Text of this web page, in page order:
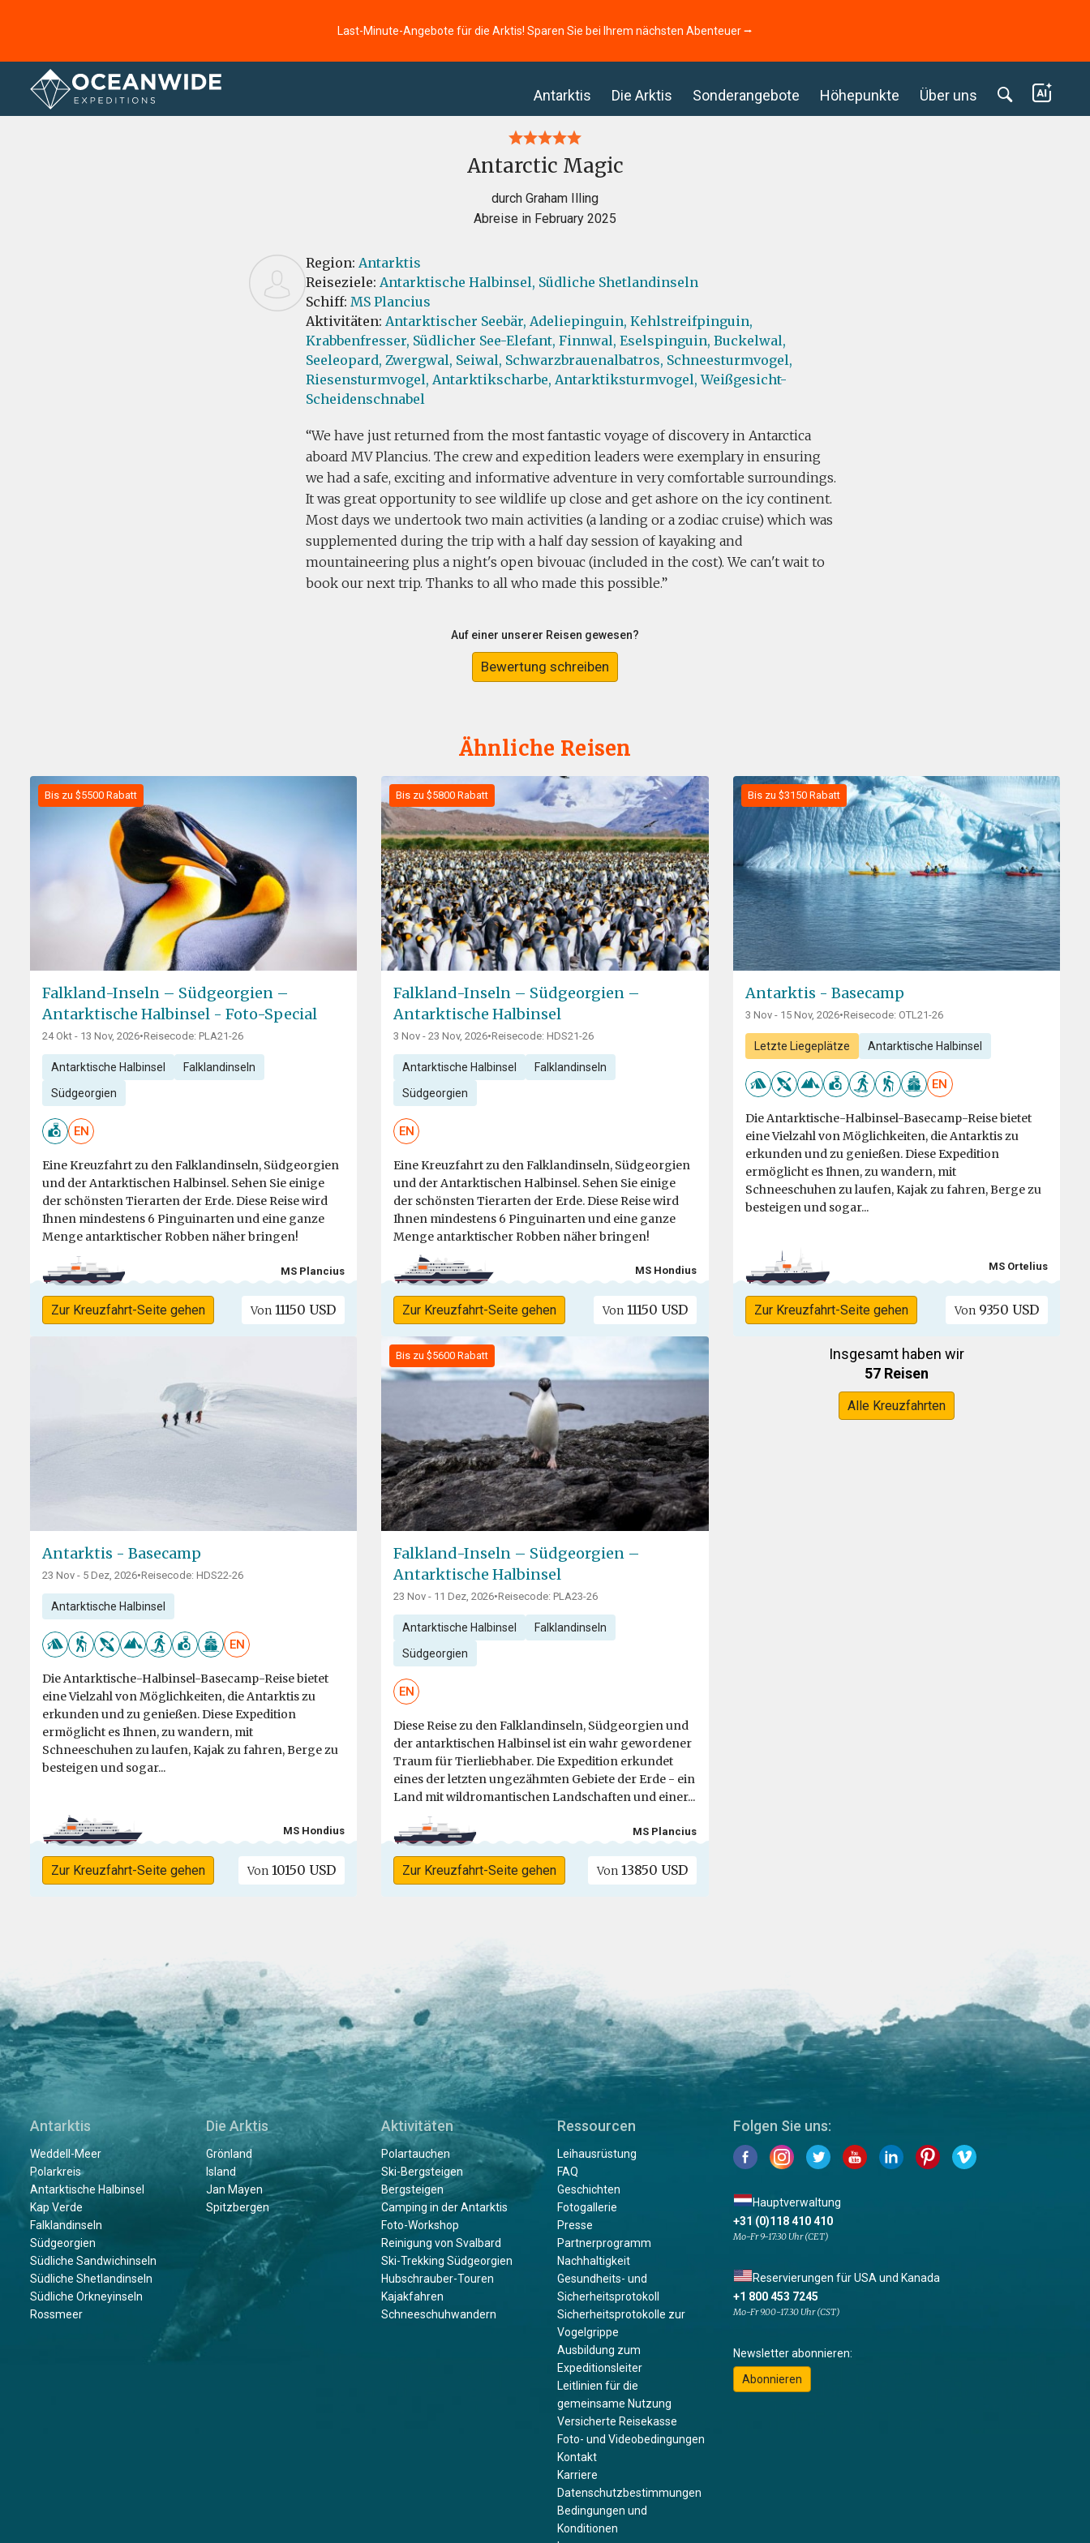
Last-Minute-Angebote für die Arktis! Sparen Sie bei Ihrem nächsten Abenteuer ⭢
Antarktis Die Arktis Sonderangebote Höhepunkte Über uns
Startseite Bewertungen
Antarctic Magic
durch Graham Illing
Abreise in February 2025
Region: Antarktis
Reiseziele: Antarktische Halbinsel, Südliche Shetlandinseln
Schiff: MS Plancius
Aktivitäten: Antarktischer Seebär, Adeliepinguin, Kehlstreifpinguin,
Krabbenfresser, Südlicher See-Elefant, Finnwal, Eselspinguin, Buckelwal,
Seeleopard, Zwergwal, Seiwal, Schwarzbrauenalbatros, Schneesturmvogel,
Riesensturmvogel, Antarktikscharbe, Antarktiksturmvogel, Weißgesicht-
Scheidenschnabel
We have just returned from the most fantastic voyage of discovery in Antarctica
aboard MV Plancius. The crew and expedition leaders were exemplary in ensuring
we had a safe, exciting and informative adventure in very comfortable surroundings.
It was great opportunity to see wildlife up close and get ashore on the icy continent.
Most days we undertook two main activities (a landing or a zodiac cruise) which was
supplemented during the trip with a half day session of kayaking and
mountaineering plus a night's open bivouac (included in the cost). We can't wait to
book our next trip. Thanks to all who made this possible.
Auf einer unserer Reisen gewesen?
Bewertung schreiben
Ähnliche Reisen
Bis zu $5500 Rabatt
Falkland-Inseln – Südgeorgien –
Antarktische Halbinsel - Foto-Special
24 Okt - 13 Nov, 2026•Reisecode: PLA21-26
Antarktische Halbinsel Falklandinseln
Südgeorgien
EN
Eine Kreuzfahrt zu den Falklandinseln, Südgeorgien
und der Antarktischen Halbinsel. Sehen Sie einige
der schönsten Tierarten der Erde. Diese Reise wird
Ihnen mindestens 6 Pinguinarten und eine ganze
Menge antarktischer Robben näher bringen!
MS Plancius
Zur Kreuzfahrt-Seite gehen Von 11150 USD
Bis zu $5800 Rabatt
Falkland-Inseln – Südgeorgien –
Antarktische Halbinsel
3 Nov - 23 Nov, 2026•Reisecode: HDS21-26
Antarktische Halbinsel Falklandinseln
Südgeorgien
EN
Eine Kreuzfahrt zu den Falklandinseln, Südgeorgien
und der Antarktischen Halbinsel. Sehen Sie einige
der schönsten Tierarten der Erde. Diese Reise wird
Ihnen mindestens 6 Pinguinarten und eine ganze
Menge antarktischer Robben näher bringen!
MS Hondius
Zur Kreuzfahrt-Seite gehen Von11150 USD
Bis zu $3150 Rabatt
Antarktis - Basecamp
3 Nov - 15 Nov, 2026•Reisecode: OTL21-26
Letzte Liegeplätze Antarktische Halbinsel
EN
Die Antarktische-Halbinsel-Basecamp-Reise bietet
eine Vielzahl von Möglichkeiten, die Antarktis zu
erkunden und zu genießen. Diese Expedition
ermöglicht es Ihnen, zu wandern, mit
Schneeschuhen zu laufen, Kajak zu fahren, Berge zu
besteigen und sogar...
MS Ortelius
Zur Kreuzfahrt-Seite gehen Von 9350 USD
Antarktis - Basecamp
23 Nov - 5 Dez, 2026•Reisecode: HDS22-26
Antarktische Halbinsel
EN
Die Antarktische-Halbinsel-Basecamp-Reise bietet
eine Vielzahl von Möglichkeiten, die Antarktis zu
erkunden und zu genießen. Diese Expedition
ermöglicht es Ihnen, zu wandern, mit
Schneeschuhen zu laufen, Kajak zu fahren, Berge zu
besteigen und sogar...
MS Hondius
Zur Kreuzfahrt-Seite gehen Von 10150 USD
Bis zu $5600 Rabatt
Falkland-Inseln – Südgeorgien –
Antarktische Halbinsel
23 Nov - 11 Dez, 2026•Reisecode: PLA23-26
Antarktische Halbinsel Falklandinseln
Südgeorgien
EN
Diese Reise zu den Falklandinseln, Südgeorgien und
der antarktischen Halbinsel ist ein wahr gewordener
Traum für Tierliebhaber. Die Expedition erkundet
eines der letzten ungezähmten Gebiete der Erde - ein
Land mit wildromantischen Landschaften und einer...
MS Plancius
Zur Kreuzfahrt-Seite gehen Von13850 USD
Insgesamt haben wir
57 Reisen
Alle Kreuzfahrten
Antarktis
Weddell-Meer
Polarkreis
Antarktische Halbinsel
Kap Verde
Falklandinseln
Südgeorgien
Südliche Sandwichinseln
Südliche Shetlandinseln
Südliche Orkneyinseln
Rossmeer
Die Arktis
Grönland
Island
Jan Mayen
Spitzbergen
Aktivitäten
Polartauchen
Ski-Bergsteigen
Bergsteigen
Camping in der Antarktis
Foto-Workshop
Reinigung von Svalbard
Ski-Trekking Südgeorgien
Hubschrauber-Touren
Kajakfahren
Schneeschuhwandern
Ressourcen
Leihausrüstung
FAQ
Geschichten
Fotogallerie
Presse
Partnerprogramm
Nachhaltigkeit
Gesundheits- und
Sicherheitsprotokoll
Sicherheitsprotokolle zur
Vogelgrippe
Ausbildung zum
Expeditionsleiter
Leitlinien für die
gemeinsame Nutzung
Versicherte Reisekasse
Foto- und Videobedingungen
Kontakt
Karriere
Datenschutzbestimmungen
Bedingungen und
Konditionen
Folgen Sie uns:
Hauptverwaltung
+31 (0)118 410 410
Mo-Fr 9-17:30 Uhr (CET)
Reservierungen für USA und Kanada
+1 800 453 7245
Mo-Fr 9.00-17.30 Uhr (CST)
Newsletter abonnieren:
Abonnieren